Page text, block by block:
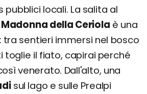
locali. La salita al
della Ceriola è una
tra sentieri immersi nel bosco
toglie il fiato, capirai perché
venerato. Dall'alto, una
sul lago e sulle Prealpi